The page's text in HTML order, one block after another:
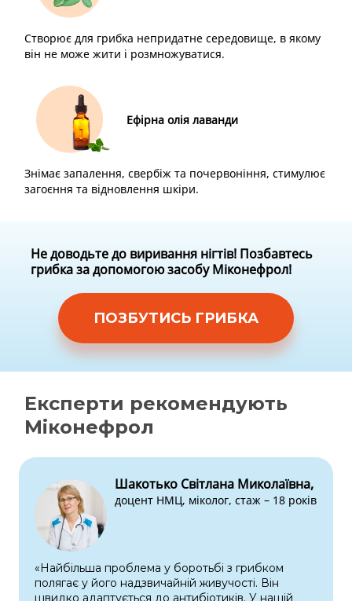
Створює для грибка непридатне середовище, в якому
він не може жити і розмножуватися.
Ефірна олія лаванди
Знімає запалення, свербіж та почервоніння, стимулює
загоєння та відновлення шкіри.
Не доводьте до виривання нігтів! Позбавтесь
грибка за допомогоюзасобу Мiконефрол!
ПОЗБУТИСЬ ГРИБКА
Експерти рекомендують
Мiконефрол
Шакотько Світлана Миколаївна,
доцент НМЦ, міколог, стаж – 18 років
«Найбільша проблема у боротьбі з грибком
полягає у його надзвичайній живучості. Він
швидко адаптується до антибіотиків. У нашій